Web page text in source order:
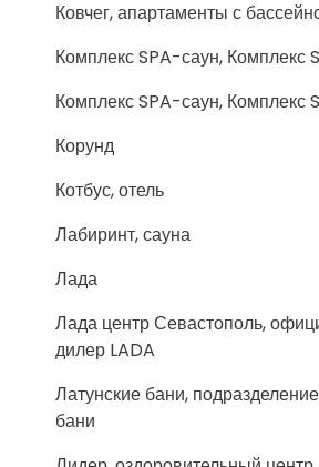
Ковчег, апартаменты с
Комплекс SPA-саун, Комплекс
Комплекс SPA-саун, Комплекс
Корунд
Котбус, отель
Лабиринт, сауна
Лада
Лада центр Севастополь,
дилер LADA
Латунские бани,
бани